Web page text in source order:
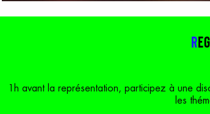
R
1h avant la représentation, participez à une
les